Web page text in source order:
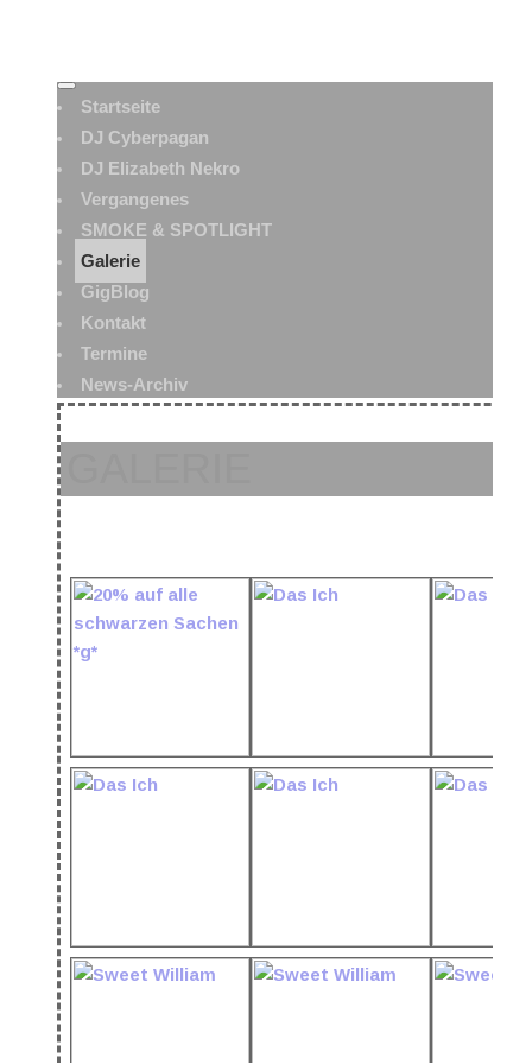
Startseite
DJ Cyberpagan
DJ Elizabeth Nekro
Vergangenes
SMOKE & SPOTLIGHT
Galerie
GigBlog
Kontakt
Termine
News-Archiv